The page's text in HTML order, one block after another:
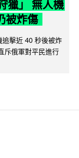
獵」 無人機
被炸傷
擊近 40 秒後被炸
斥俄軍對平民進行